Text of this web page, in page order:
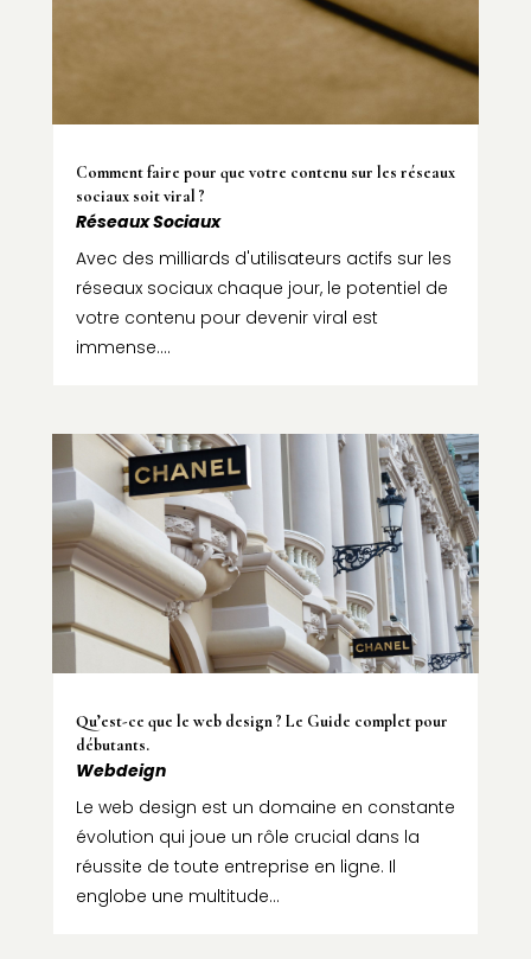
Comment faire pour que votre contenu sur les réseaux
sociaux soit viral ?
Réseaux Sociaux
Avec des milliards d'utilisateurs actifs sur les
réseaux sociaux chaque jour, le potentiel de
votre contenu pour devenir viral est
immense....
Qu’est-ce que le web design ? Le Guide complet pour
débutants.
Webdeign
Le web design est un domaine en constante
évolution qui joue un rôle crucial dans la
réussite de toute entreprise en ligne. Il
englobe une multitude...